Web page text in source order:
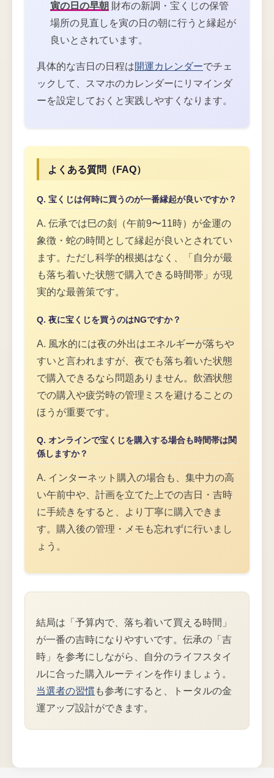
寅の日の早朝 財布の新調・宝くじの保管
場所の見直しを寅の日の朝に行うと縁起が
良いとされています。
具体的な吉日の日程は開運カレンダーでチェ
ックして、スマホのカレンダーにリマインダ
ーを設定しておくと実践しやすくなります。
よくある質問（FAQ）
Q. 宝くじは何時に買うのが一番縁起が良いですか？
A. 伝承では巳の刻（午前9〜11時）が金運の
象徴・蛇の時間として縁起が良いとされてい
ます。ただし科学的根拠はなく、「自分が最
も落ち着いた状態で購入できる時間帯」が現
実的な最善策です。
Q. 夜に宝くじを買うのはNGですか？
A. 風水的には夜の外出はエネルギーが落ちや
すいと言われますが、夜でも落ち着いた状態
で購入できるなら問題ありません。飲酒状態
での購入や疲労時の管理ミスを避けることの
ほうが重要です。
Q. オンラインで宝くじを購入する場合も時間帯は関
係しますか？
A. インターネット購入の場合も、集中力の高
い午前中や、計画を立てた上での吉日・吉時
に手続きをすると、より丁寧に購入できま
す。購入後の管理・メモも忘れずに行いまし
ょう。
結局は「予算内で、落ち着いて買える時間」
が一番の吉時になりやすいです。伝承の「吉
時」を参考にしながら、自分のライフスタイ
ルに合った購入ルーティンを作りましょう。
当選者の習慣も参考にすると、トータルの金
運アップ設計ができます。